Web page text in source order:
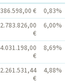
386.598,00 €
0,83%
2.783.826,00
€
6,00%
4.031.198,00
€
8,69%
2.261.531,44
€
4,88%